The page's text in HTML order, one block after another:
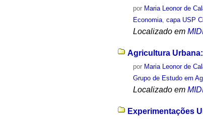
por Maria Leonor de
Economia,capa USP
Localizado em
Agricultura
por Maria Leonor de
Grupo de Estudo em
Localizado em
Experimentações